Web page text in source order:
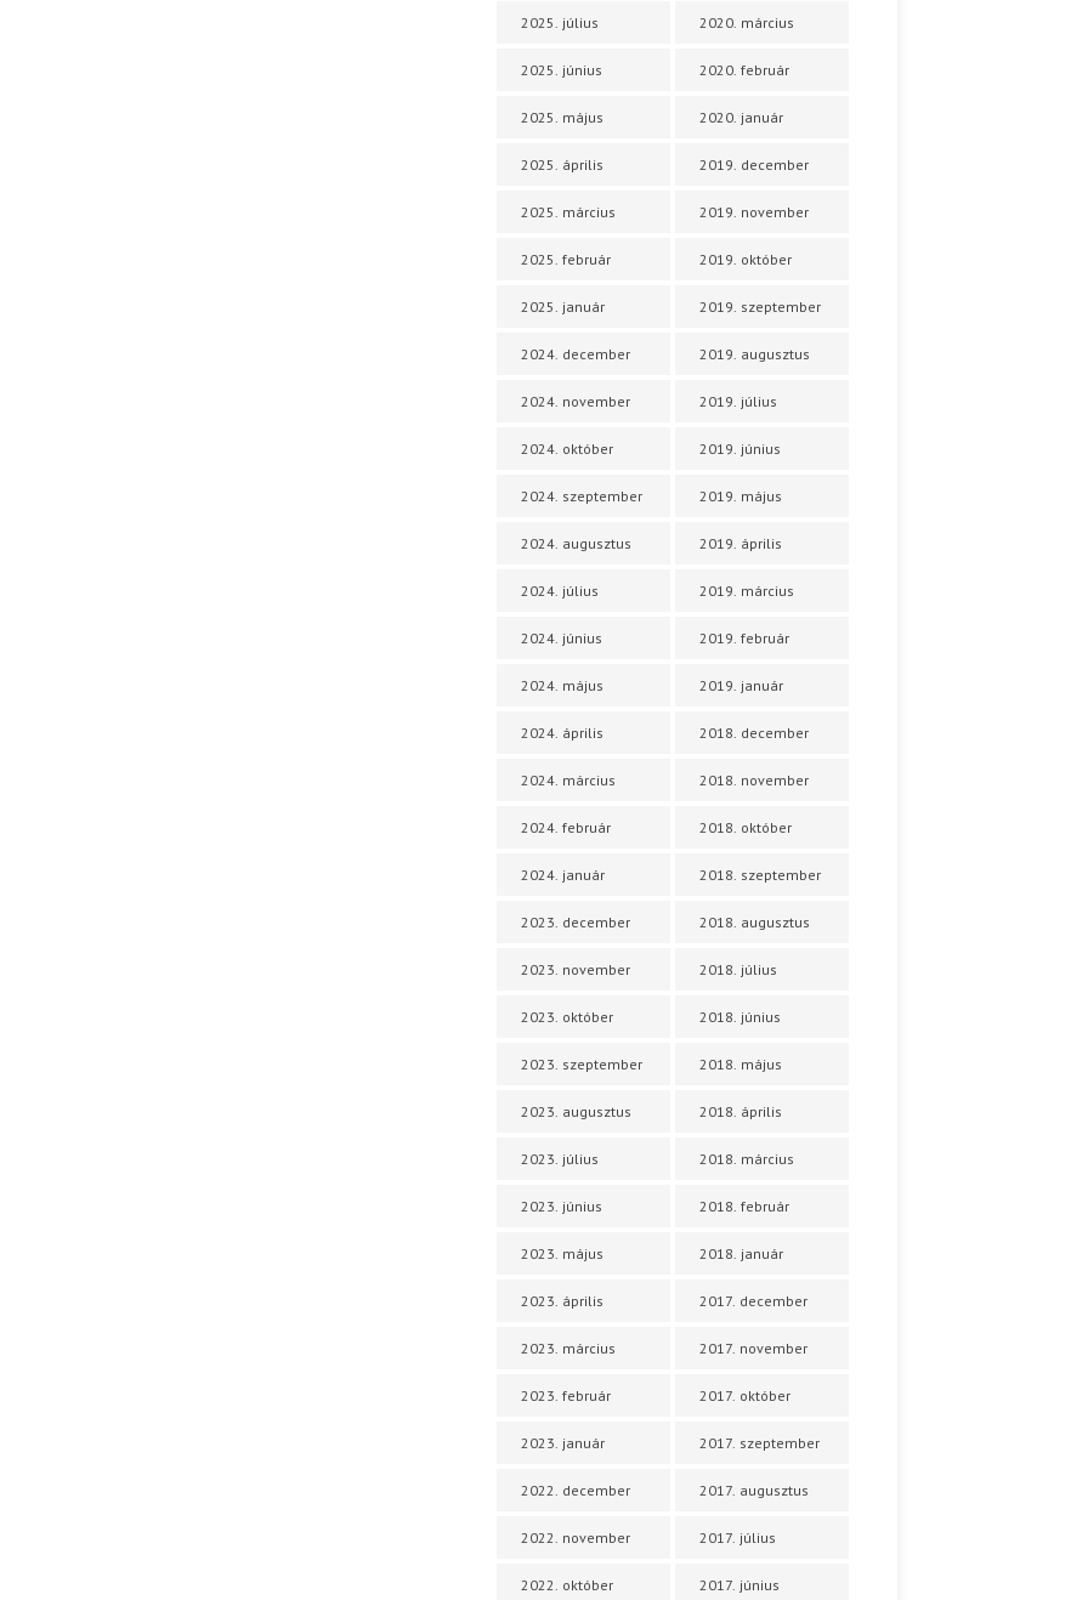
2025. július
2025. június
2025. május
2025. április
2025. március
2025. február
2025. január
2024. december
2024. november
2024. október
2024. szeptember
2024. augusztus
2024. július
2024. június
2024. május
2024. április
2024. március
2024. február
2024. január
2023. december
2023. november
2023. október
2023. szeptember
2023. augusztus
2023. július
2023. június
2023. május
2023. április
2023. március
2023. február
2023. január
2022. december
2022. november
2022. október
2020. március
2020. február
2020. január
2019. december
2019. november
2019. október
2019. szeptember
2019. augusztus
2019. július
2019. június
2019. május
2019. április
2019. március
2019. február
2019. január
2018. december
2018. november
2018. október
2018. szeptember
2018. augusztus
2018. július
2018. június
2018. május
2018. április
2018. március
2018. február
2018. január
2017. december
2017. november
2017. október
2017. szeptember
2017. augusztus
2017. július
2017. június